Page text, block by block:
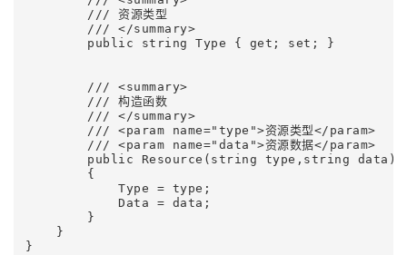
        /// 资源类型
        /// </summary>
        public string Type { get; set; }
        /// <summary>
        /// 构造函数
        /// </summary>
        /// <param name="type">资源类型</param>
        /// <param name="data">资源数据</param>
        public Resource(string type,string data)
        {
            Type = type;
            Data = data;
        }
    }
}